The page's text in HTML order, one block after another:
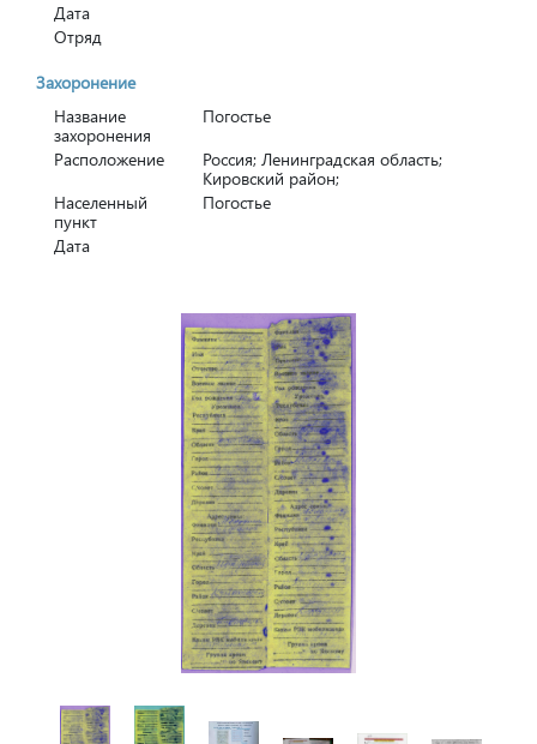
Дата
Отряд
Захоронение
Название
захоронения
Погостье
Расположение
Россия; Ленинградская область;
Кировский район;
Населенный
пункт
Погостье
Дата